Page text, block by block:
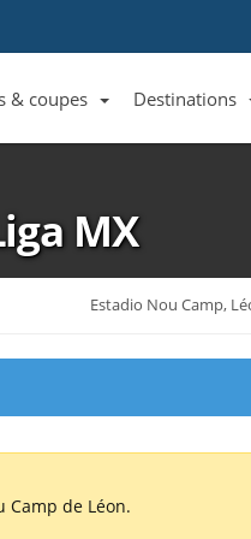
& coupes Destinations
MX
Estadio Nou Camp,
Camp de Léon.